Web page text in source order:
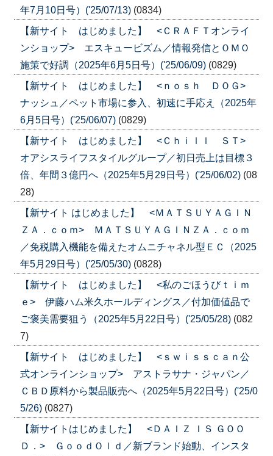
年7月10日号）('25/07/13) (0834)
【新サイト はじめました】 <ＣＲＡＦＴオンライ
ンショップ> エスキュービズム／情報発信とＯＭＯ
施策で好調（2025年6月5日号）('25/06/09) (0829)
【新サイト はじめました】 <ｎｏｓｈ ＤＯＧ>
ナッシュ／ペット市場に参入、初速に手応え（2025年
6月5日号）('25/06/07) (0829)
【新サイト はじめました】 <Ｃｈｉｌｌ ＳＴ>
オアシスライフスタイルグループ／初日売上は目標３
倍、年間３億円へ（2025年5月29日号）('25/06/02) (08
28)
【新サイト はじめました】 <ＭＡＴＳＵＹＡＧＩＮ
ＺＡ．ｃｏｍ> ＭＡＴＳＵＹＡＧＩＮＺＡ．ｃｏｍ
／免税購入機能を備えたオムニチャネル型ＥＣ（2025
年5月29日号）('25/05/30) (0828)
【新サイト はじめました】 <私のごほうびｔｉｍ
ｅ> 伊藤ハム米久ホールディングス／付加価値品で
ご褒美需要狙う（2025年5月22日号）('25/05/28) (082
7)
【新サイト はじめました】 <ｓｗｉｓｓｃａｎ公
式オンラインショップ> アストラサナ・ジャパン／
ＣＢＤ原料から製品販売へ（2025年5月22日号）('25/0
5/26) (0827)
【新サイトはじめました】 <ＤＡＩＺ ＩＳ ＧＯＯ
Ｄ．> ＧｏｏｄＯｌｄ／新ブランド始動、インスタ